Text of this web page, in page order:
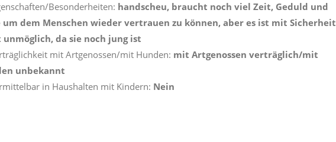
Besonderheiten: handscheu, braucht noch viel Zeit, Geduld und
um dem Menschen wieder vertrauen zu können, aber es ist mit Sicherheit
da sie noch jung ist
mit Artgenossen/mit Hunden: mit Artgenossen verträglich/mit
unbekannt
in Haushalten mit Kindern: Nein